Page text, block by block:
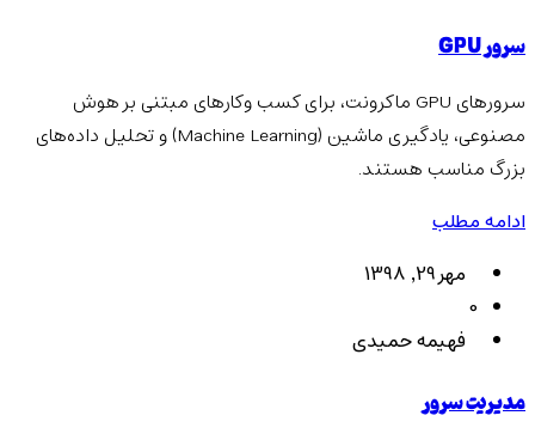
سرور GPU
سرورهای GPU ماکرونت، برای کسب وکارهای مبتنی بر هوش
مصنوعی، یادگیری ماشین (Machine Learning) و تحلیل داده‌های
بزرگ مناسب هستند.
ادامه مطلب
مهر 29, 1398
0
فهیمه حمیدی
مدیریت سرور